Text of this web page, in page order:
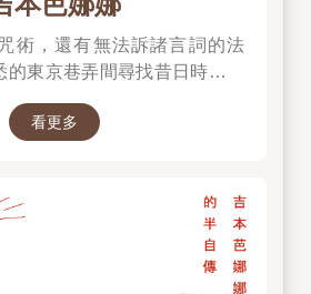
術，還有無法訴諸言詞的法
東京巷弄間尋找昔日時光的
看更多